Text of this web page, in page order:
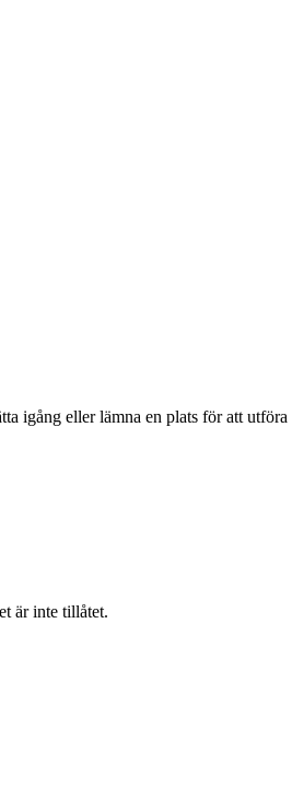
igång eller lämna en plats för att utföra
är inte tillåtet.